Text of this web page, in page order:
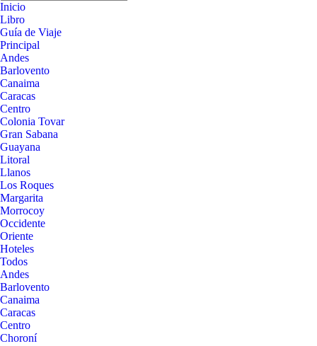
Inicio
Libro
Guía de Viaje
Principal
Andes
Barlovento
Canaima
Caracas
Centro
Colonia Tovar
Gran Sabana
Guayana
Litoral
Llanos
Los Roques
Margarita
Morrocoy
Occidente
Oriente
Hoteles
Todos
Andes
Barlovento
Canaima
Caracas
Centro
Choroní